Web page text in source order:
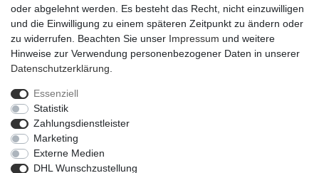
Impressum
Barrierefreiheitserklärung
oder abgelehnt werden. Es besteht das Recht, nicht einzuwilligen
und die Einwilligung zu einem späteren Zeitpunkt zu ändern oder
zu widerrufen. Beachten Sie unser Impressum und weitere
Hinweise zur Verwendung personenbezogener Daten in unserer
Daten­schutz­erklärung
Essenziell
Statistik
Zahlungsdienstleister
Marketing
Externe Medien
DHL Wunschzustellung